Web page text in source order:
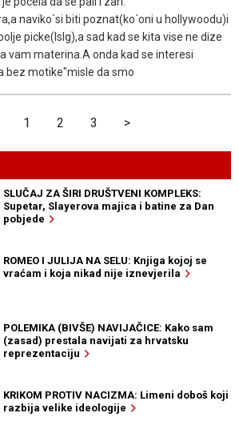
naviko`si biti poznat(ko´oni u hollywoodu)i
picke(lslg),a sad kad se kita vise ne dize
vam materina.A onda kad se interesi
bez motike"misle da smo
1 2 3 >
SLUČAJ ZA ŠIRI DRUŠTVENI KOMPLEKS:
Supetar, Slayerova majica i batine za Dan
pobjede
ROMEO I JULIJA NA SELU: Knjiga kojoj se
vraćam i koja nikad nije iznevjerila
POLEMIKA (BIVŠE) NAVIJAČICE: Kako sam
(zasad) prestala navijati za hrvatsku
reprezentaciju
KRIKOM PROTIV NACIZMA: Limeni doboš koji
razbija velike ideologije